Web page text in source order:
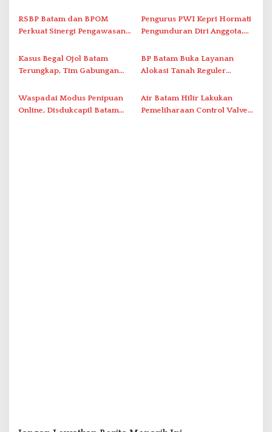
o
s
Nusantara’
Solar Nelayan
RSBP Batam dan BPOM
Perkuat Sinergi Pengawasan
Pelayanan Kefarmasian
Pengurus PWI Kepri Hormati
Pengunduran Diri Anggota,
Administrasi ke Pusat
Kasus Begal Ojol Batam
Terungkap, Tim Gabungan
Simpang Dam
BP Batam Buka Layanan
Alokasi Tanah Reguler
Waspadai Modus Penipuan
Online, Disdukcapil Batam
Air Batam Hilir Lakukan
Pemeliharaan Control Valve,